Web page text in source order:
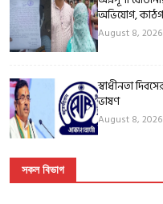
অভিযোগ,
August 8, 2026
স্বাধীনতা
ভাষণ
August 8, 2026
সকল বিভাগ